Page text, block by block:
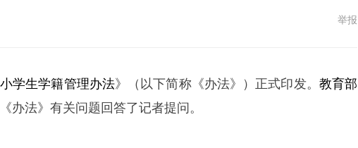
举报
学生学籍管理办法》（以下简称《办法》）正式印发。 教育部
办法》有关问题回答了记者提问。